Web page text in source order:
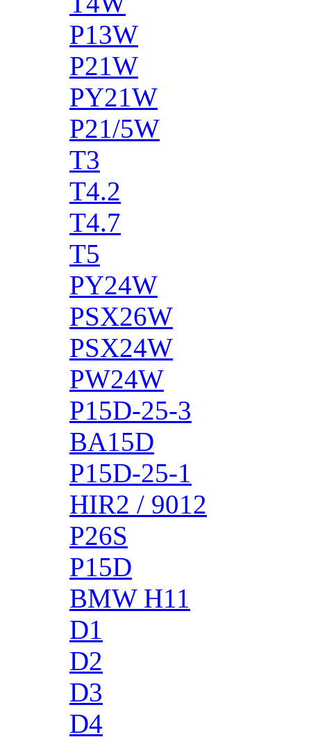
P13W
P21W
PY21W
P21/5W
T3
T4.2
T4.7
T5
PY24W
PSX26W
PSX24W
PW24W
P15D-25-3
BA15D
P15D-25-1
HIR2 / 9012
P26S
P15D
BMW H11
D1
D2
D3
D4